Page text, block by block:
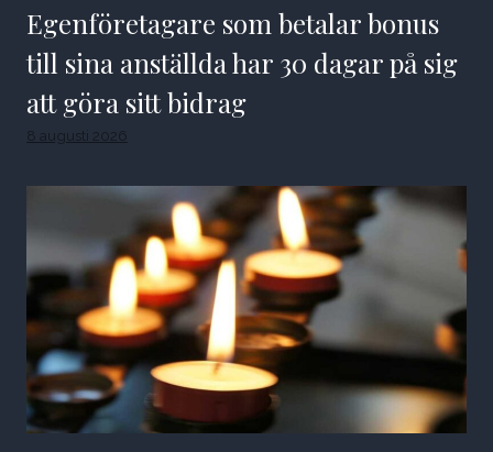
Egenföretagare som betalar bonus
till sina anställda har 30 dagar på sig
att göra sitt bidrag
8 augusti 2026